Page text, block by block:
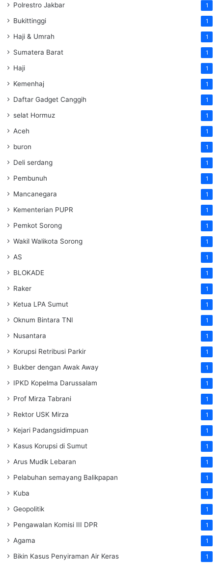
Polrestro Jakbar 1
Bukittinggi 1
Haji & Umrah 1
Sumatera Barat 1
Haji 1
Kemenhaj 1
Daftar Gadget Canggih 1
selat Hormuz 1
Aceh 1
buron 1
Deli serdang 1
Pembunuh 1
Mancanegara 1
Kementerian PUPR 1
Pemkot Sorong 1
Wakil Walikota Sorong 1
AS 1
BLOKADE 1
Raker 1
Ketua LPA Sumut 1
Oknum Bintara TNI 1
Nusantara 1
Korupsi Retribusi Parkir 1
Bukber dengan Awak Away 1
IPKD Kopelma Darussalam 1
Prof Mirza Tabrani 1
Rektor USK Mirza 1
Kejari Padangsidimpuan 1
Kasus Korupsi di Sumut 1
Arus Mudik Lebaran 1
Pelabuhan semayang Balikpapan 1
Kuba 1
Geopolitik 1
Pengawalan Komisi III DPR 1
Agama 1
Bikin Kasus Penyiraman Air Keras 1